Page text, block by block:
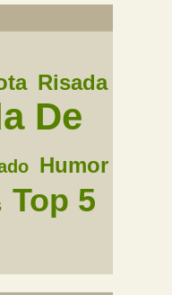
Risada
De
Humor
Top 5